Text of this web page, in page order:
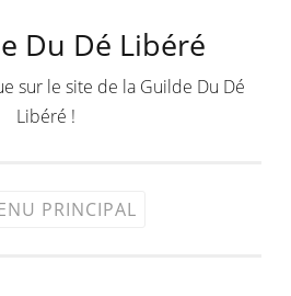
Du Dé Libéré
sur le site de la Guilde Du Dé
Libéré !
PRINCIPAL